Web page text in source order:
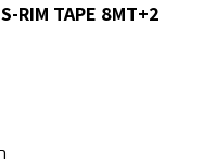
RIM TAPE 8MT+2